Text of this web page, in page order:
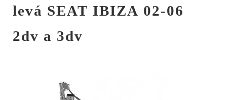
levá SEAT IBIZA 02-06
2dv a 3dv